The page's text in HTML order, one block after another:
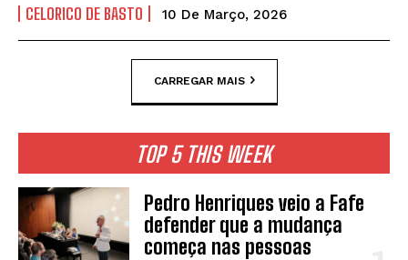
CELORICO DE BASTO 10 De Março, 2026
CARREGAR MAIS
TOP 5 THIS WEEK
Pedro Henriques veio a Fafe
defender que a mudança
começa nas pessoas